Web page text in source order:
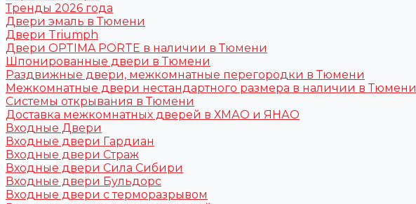
Тренды 2026 года
Двери эмаль в Тюмени
Двери Triumph
Двери OPTIMA PORTE в наличии в Тюмени
Шпонированные двери в Тюмени
Раздвижные двери, межкомнатные перегородки в Тюмени
Межкомнатные двери нестандартного размера в наличии в Тюмени
Системы открывания в Тюмени
Доставка межкомнатных дверей в ХМАО и ЯНАО
Входные Двери
Входные двери Гардиан
Входные двери Страж
Входные двери Сила Сибири
Входные двери Бульдорс
Входные двери с терморазрывом